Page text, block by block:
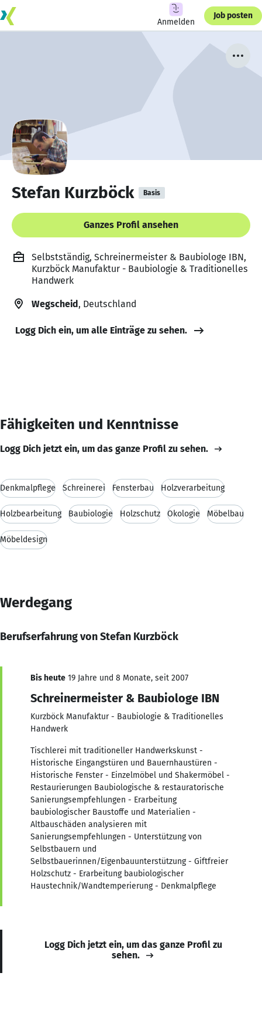
Anmelden
Job posten
Stefan Kurzböck Basis
Ganzes Profil ansehen
Selbstständig, Schreinermeister & Baubiologe IBN,
Kurzböck Manufaktur - Baubiologie & Traditionelles
Handwerk
Wegscheid, Deutschland
Logg Dich ein, um alle Einträge zu sehen.
Fähigkeiten und Kenntnisse
Logg Dich jetzt ein, um das ganze Profil zu sehen.
Denkmalpflege Schreinerei Fensterbau Holzverarbeitung
Holzbearbeitung Baubiologie Holzschutz Ökologie Möbelbau
Möbeldesign
Werdegang
Berufserfahrung von Stefan Kurzböck
Bis heute 19 Jahre und 8 Monate, seit 2007
Schreinermeister & Baubiologe IBN
Kurzböck Manufaktur - Baubiologie & Traditionelles
Handwerk
Tischlerei mit traditioneller Handwerkskunst -
Historische Eingangstüren und Bauernhaustüren -
Historische Fenster - Einzelmöbel und Shakermöbel -
Restaurierungen Baubiologische & restauratorische
Sanierungsempfehlungen - Erarbeitung
baubiologischer Baustoffe und Materialien -
Altbauschäden analysieren mit
Sanierungsempfehlungen - Unterstützung von
Selbstbauern und
Selbstbauerinnen/Eigenbauunterstützung - Giftfreier
Holzschutz - Erarbeitung baubiologischer
Haustechnik/Wandtemperierung - Denkmalpflege
Logg Dich jetzt ein, um das ganze Profil zu
sehen.